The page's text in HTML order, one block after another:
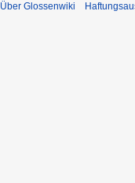
Über Glossenwiki